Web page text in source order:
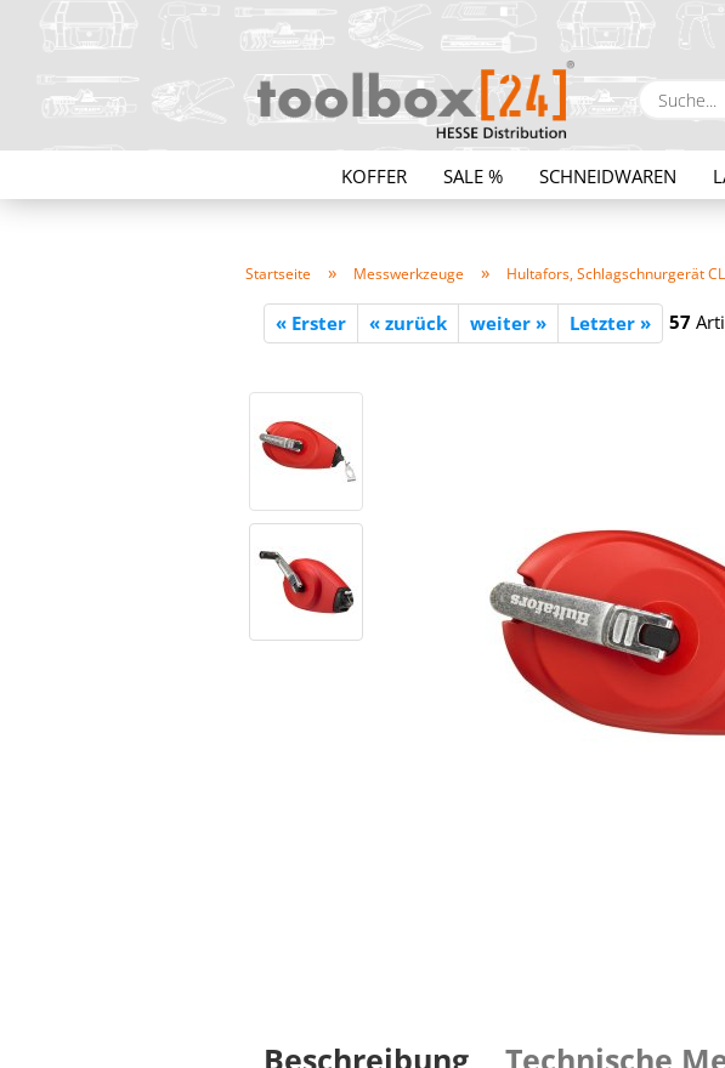
KOFFER SALE % SCHNEIDWAREN
Startseite » Messwerkzeuge » Hultafors, Schlagschnurgerät
« Erster « zurück weiter » Letzter » 57
Beschreibung Technische